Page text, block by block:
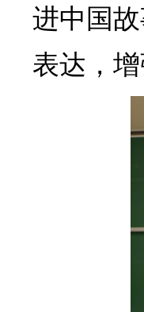
进中国
表达，